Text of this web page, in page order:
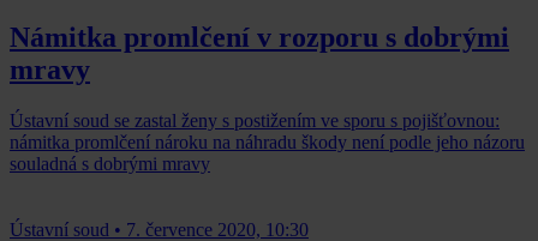
Námitka promlčení v rozporu s dobrými
mravy
Ústavní soud se zastal ženy s postižením ve sporu s pojišťovnou:
námitka promlčení nároku na náhradu škody není podle jeho názoru
souladná s dobrými mravy
Ústavní soud • 7. července 2020, 10:30